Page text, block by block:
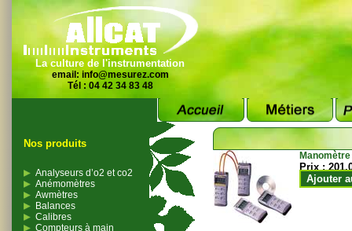
La culture de l'instrumentation
email: info@mesurez.com
Tél : 04 42 34 83 48
Nos produits
Analyseurs d’o2 et co2
Anémomètres
Awmètres
Balances
Calibres
Compteurs à main
Prix :
Ajouter